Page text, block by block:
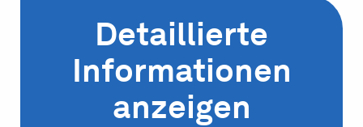
Detaillierte
Informationen
anzeigen